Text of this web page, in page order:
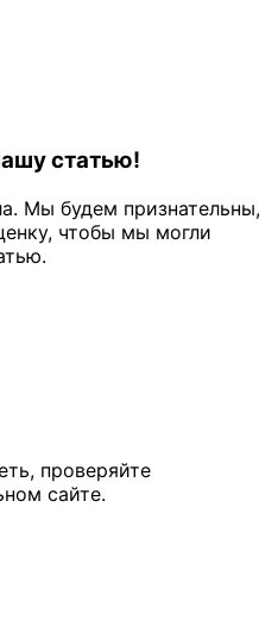
статью!
Мы будем признательны,
чтобы мы могли
проверяйте
сайте.